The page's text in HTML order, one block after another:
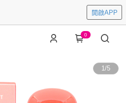
開啟APP
0
1/5